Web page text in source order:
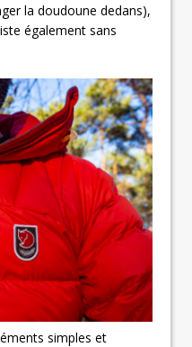
la doudoune dedans),
également sans
simples et